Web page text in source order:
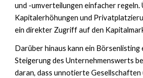
und -umverteilungen einfacher regeln.
Kapitalerhöhungen und
ein direkter Zugriff auf den
Darüber hinaus kann ein Börsenlisting
Steigerung des Unternehmenswerts
daran, dass unnotierte Gesellschaften